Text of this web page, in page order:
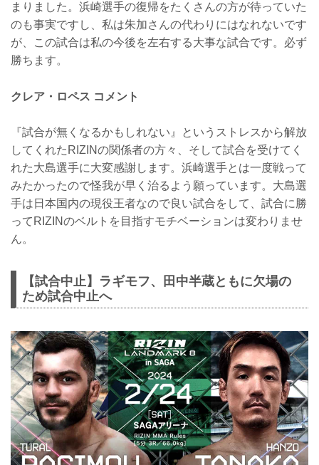
まりました。浜崎選手の復帰をたくさんの方が待っていた
のも事実ですし、私は朱加さんの代わりにはなれないです
が、この試合は私の今後を左右する大事な試合です。必ず
勝ちます。
クレア・ロペス コメント
『試合が無くなるかもしれない』というストレスから解放
してくれたRIZINの関係者の方々、そして試合を受けてく
れた大島選手に大変感謝します。浜崎選手とは一度戦って
みたかったので怪我が早く治るよう願っています。大島選
手は日本国内の現役王者なので良い試合をして、試合に勝
ってRIZINのベルトを目指すモチベーションは変わりませ
ん。
【試合中止】ラギモフ、田中半蔵ともに欠場の
ため試合中止へ